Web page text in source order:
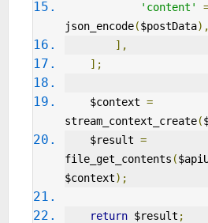
'content'
json_encode($postData),
],
];
    $context
=
stream_context_create(
    $result
=
file_get_contents (
$context);
return $result ;